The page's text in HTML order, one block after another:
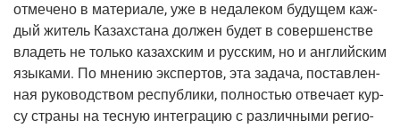
отме­че­но в мате­ри­а­ле, уже в неда­ле­ком буду­щем каж­
дый житель Казах­ста­на дол­жен будет в совер­шен­стве
вла­деть не толь­ко казах­ским и рус­ским, но и англий­ским
язы­ка­ми. По мне­нию экс­пер­тов, эта зада­ча, постав­лен­
ная руко­вод­ством рес­пуб­ли­ки, пол­но­стью отве­ча­ет кур­
су стра­ны на тес­ную инте­гра­цию с раз­лич­ны­ми реги­о­